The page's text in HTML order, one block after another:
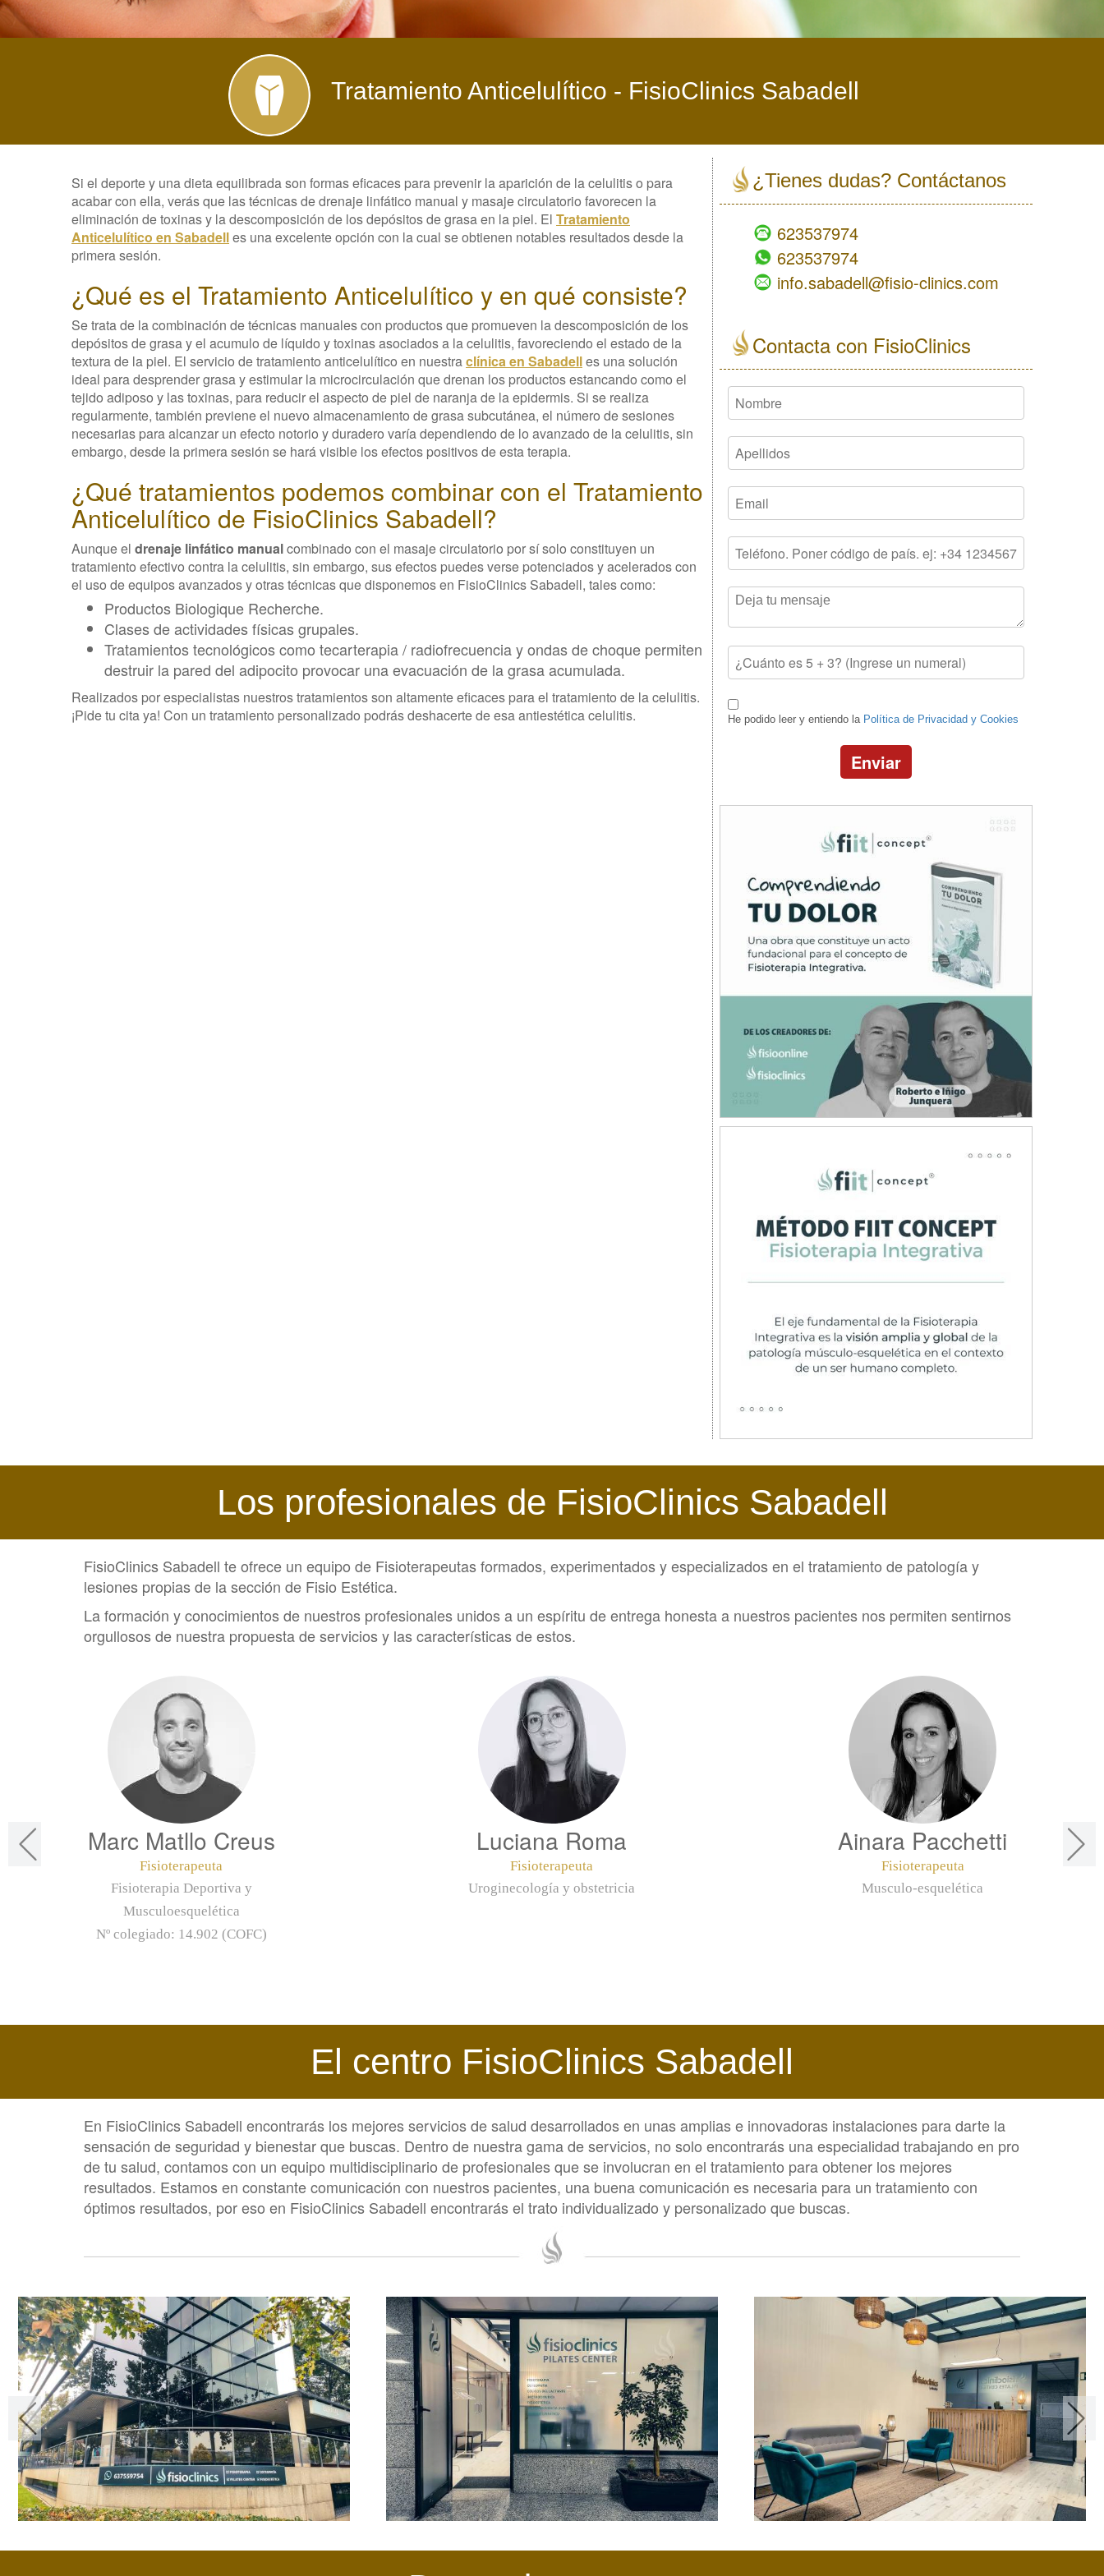
Tratamiento Anticelulítico - FisioClinics Sabadell
Si el deporte y una dieta equilibrada son formas eficaces para prevenir la aparición de la celulitis o para
acabar con ella, verás que las técnicas de drenaje linfático manual y masaje circulatorio favorecen la
eliminación de toxinas y la descomposición de los depósitos de grasa en la piel. El Tratamiento
Anticelulítico en Sabadelles una excelente opción con la cual se obtienen notables resultados desde la
primera sesión.
¿Qué es el Tratamiento Anticelulítico y en qué consiste?
Se trata de la combinación de técnicas manuales con productos que promueven la descomposición de los
depósitos de grasa y el acumulo de líquido y toxinas asociados a la celulitis, favoreciendo el estado de la
textura de la piel. El servicio de tratamiento anticelulítico en nuestraclínica en Sabadelles una solución
ideal para desprender grasa y estimular la microcirculación que drenan los productos estancando como el
tejido adiposo y las toxinas, para reducir el aspecto de piel de naranja de la epidermis. Si se realiza
regularmente, también previene el nuevo almacenamiento de grasa subcutánea, el número de sesiones
necesarias para alcanzar un efecto notorio y duradero varía dependiendo de lo avanzado de la celulitis, sin
embargo, desde la primera sesión se hará visible los efectos positivos de esta terapia.
¿Qué tratamientos podemos combinar con el Tratamiento
Anticelulítico de FisioClinics Sabadell?
Aunque el drenaje linfático manualcombinado con el masaje circulatorio por sí solo constituyen un
tratamiento efectivo contra la celulitis, sin embargo, sus efectos puedes verse potenciados y acelerados con
el uso de equipos avanzados y otras técnicas que disponemos en FisioClinics Sabadell, tales como:
Productos Biologique Recherche.
Clases de actividades físicas grupales.
Tratamientos tecnológicos como tecarterapia / radiofrecuencia y ondas de choque permiten
destruir la pared del adipocito provocar una evacuación de la grasa acumulada.
Realizados por especialistas nuestros tratamientos son altamente eficaces para el tratamiento de la celulitis.
¡Pide tu cita ya! Con un tratamiento personalizado podrás deshacerte de esa antiestética celulitis.
¿Tienes dudas? Contáctanos
623537974
623537974
info.sabadell@fisio-clinics.com
Contacta con FisioClinics
He podido leer y entiendo la Política de Privacidad y Cookies
Enviar
Los profesionales de FisioClinics Sabadell
FisioClinics Sabadell te ofrece un equipo de Fisioterapeutas formados, experimentados y especializados en el tratamiento de patología y
lesiones propias de la sección de Fisio Estética.
La formación y conocimientos de nuestros profesionales unidos a un espíritu de entrega honesta a nuestros pacientes nos permiten sentirnos
orgullosos de nuestra propuesta de servicios y las características de estos.
Marc Matllo Creus
Fisioterapeuta
Fisioterapia Deportiva y
Musculoesquelética
Nº colegiado: 14.902 (COFC)
Luciana Roma
Fisioterapeuta
Uroginecología y obstetricia
Ainara Pacchetti
Fisioterapeuta
Musculo-esquelética
El centro FisioClinics Sabadell
En FisioClinics Sabadell encontrarás los mejores servicios de salud desarrollados en unas amplias e innovadoras instalaciones para darte la
sensación de seguridad y bienestar que buscas. Dentro de nuestra gama de servicios, no solo encontrarás una especialidad trabajando en pro
de tu salud, contamos con un equipo multidisciplinario de profesionales que se involucran en el tratamiento para obtener los mejores
resultados. Estamos en constante comunicación con nuestros pacientes, una buena comunicación es necesaria para un tratamiento con
óptimos resultados, por eso en FisioClinics Sabadell encontrarás el trato individualizado y personalizado que buscas.